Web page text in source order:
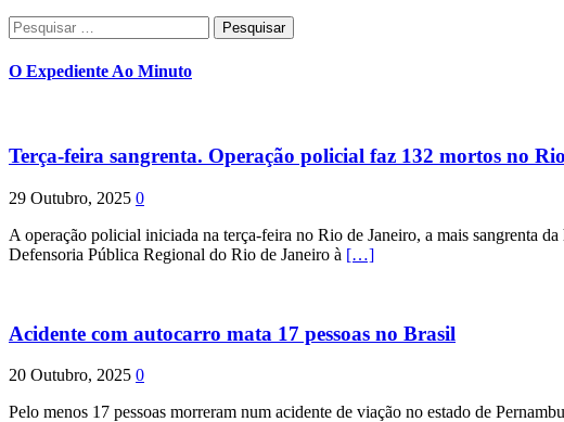
Pesquisar
por:
O Expediente Ao Minuto
Terça-feira sangrenta. Operação policial faz 132 mortos no
29 Outubro, 2025 0
A operação policial iniciada na terça-feira no Rio de Janeiro, a mais sangrenta
Defensoria Pública Regional do Rio de Janeiro à […]
Acidente com autocarro mata 17 pessoas no Brasil
20 Outubro, 2025 0
Pelo menos 17 pessoas morreram num acidente de viação no estado de